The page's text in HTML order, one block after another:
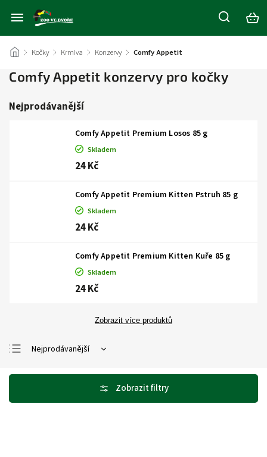
/ Kočky / Krmiva / Konzervy / Comfy Appetit
Comfy Appetit konzervy pro kočky
Nejprodávanější
Comfy Appetit Premium Losos 85 g
Skladem
24 Kč
Comfy Appetit Premium Kitten Pstruh 85 g
Skladem
24 Kč
Comfy Appetit Premium Kitten Kuře 85 g
Skladem
24 Kč
Zobrazit více produktů
Nejprodávanější
Abecedně